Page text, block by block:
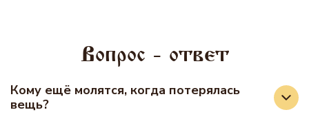
Вопрос - ответ
Кому ещё молятся, когда потерялась
вещь?